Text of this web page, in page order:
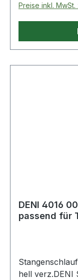
Preise inkl.
DENI 4016
passend für
hell verz.DENI